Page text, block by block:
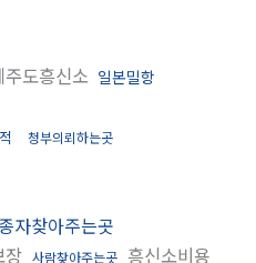
주도흥신소 일본밀항
청부의뢰하는곳
자찾아주는곳
장 사람찾아주는곳 흥신소비용